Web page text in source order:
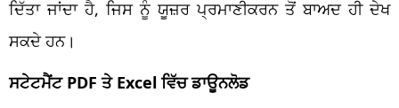
ਦਿੱਤਾ ਜਾਂਦਾ ਹੈ, ਜਿਸ ਨੂੰ ਯੂਜ਼ਰ ਪ੍ਰਮਾਣੀਕਰਨ ਤੋਂ ਬਾਅਦ ਹੀ ਦੇਖ
ਸਕਦੇ ਹਨ।
ਸਟੇਟਮੈਂਟ PDF ਤੇ Excel ਵਿੱਚ ਡਾਊਨਲੋਡ